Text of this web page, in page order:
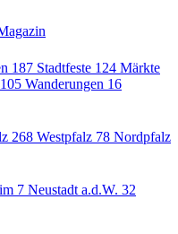
187 Stadtfeste 124 Märkte
105 Wanderungen 16
268 Westpfalz 78 Nordpfalz
7 Neustadt a.d.W. 32